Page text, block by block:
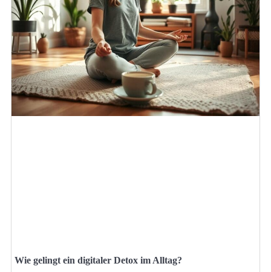
Wie gelingt ein digitaler Detox im Alltag?